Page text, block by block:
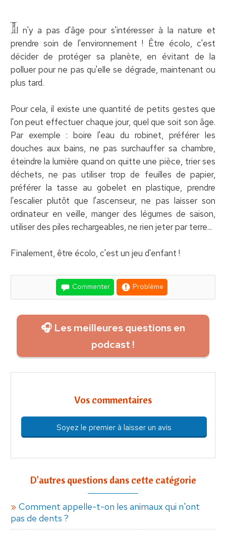
Il n'y a pas d'âge pour s'intéresser à la nature et
prendre soin de l'environnement ! Être écolo, c'est
décider de protéger sa planète, en évitant de la
polluer pour ne pas qu'elle se dégrade, maintenant ou
plus tard.
Pour cela, il existe une quantité de petits gestes que
l'on peut effectuer chaque jour, quel que soit son âge.
Par exemple : boire l'eau du robinet, préférer les
douches aux bains, ne pas surchauffer sa chambre,
éteindre la lumière quand on quitte une pièce, trier ses
déchets, ne pas utiliser trop de feuilles de papier,
préférer la tasse au gobelet en plastique, prendre
l'escalier plutôt que l'ascenseur, ne pas laisser son
ordinateur en veille, manger des légumes de saison,
utiliser des piles rechargeables, ne rien jeter par terre...
Finalement, être écolo, c'est un jeu d'enfant !
Commenter Problème
🎧 Les meilleures questions en
podcast !
Vos commentaires
Soyez le premier à laisser un avis
D'autres questions dans cette catégorie
Comment appelle-t-on les animaux qui n'ont
pas de dents ?